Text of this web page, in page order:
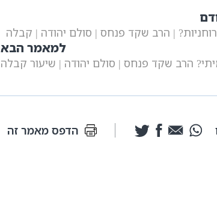
| הרב שקד פנחס | סולם יהודה | קבלה
למאמר הבא
הרב שקד פנחס | סולם יהודה | שיעור קבלה
הדפס מאמר זה